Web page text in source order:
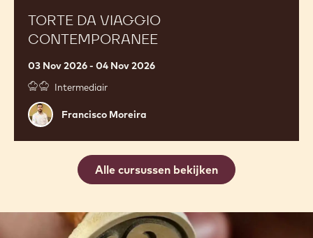
TORTE DA VIAGGIO
CONTEMPORANEE
03 Nov 2026 - 04 Nov 2026
Intermediair
Francisco
Moreira
Francisco Moreira
Alle cursussen bekijken